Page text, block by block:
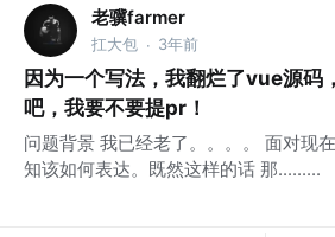
老骥farmer
扛大包 · 3年前
因为一个写法，我翻烂了vue源码
吧，我要不要提pr！
问题背景 我已经老了。。。。 面对现
知该如何表达。既然这样的话 那.........